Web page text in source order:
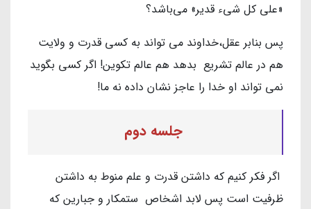
«علی کل شیء قدیر» می‌باشد؟
پس بنابر عقل،خداوند می تواند به کسی قدرت و ولایت
هم در عالم تشریع بدهد هم عالم تکوین! اگر کسی بگوید
نمی تواند او خدا را عاجز نشان داده نه ما!
جلسه دوم
اگر فکر کنیم که داشتن قدرت و علم منوط به داشتن
ظرفیت است پس لابد اشخاص ستمکار و جبارین که